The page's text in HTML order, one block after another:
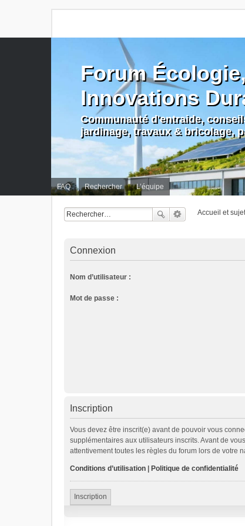
FAQ Rechercher L’équipe
Forum
Innovations
Communauté d'entraide,
jardinage, travaux & bricolage,
Accueil et
Connexion
Nom d’utilisateur :
Mot de passe :
Inscription
Vous devez être inscrit(e) avant de pouvoir vous
supplémentaires aux utilisateurs inscrits. Avant de
attentivement toutes les règles du forum lors de votre
Conditions d’utilisation Politique de confidentialité
Inscription